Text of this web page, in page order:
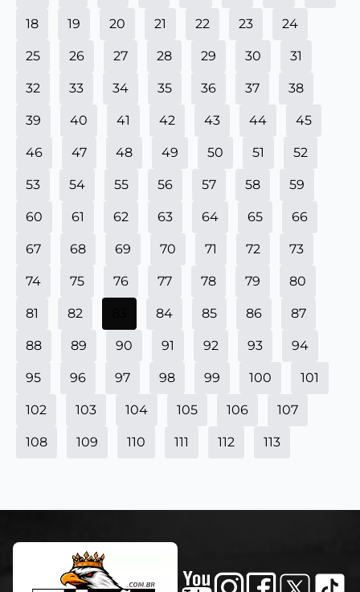
18 19 20 21 22 23 24
25 26 27 28 29 30 31
32 33 34 35 36 37 38
39 40 41 42 43 44 45
46 47 48 49 50 51 52
53 54 55 56 57 58 59
60 61 62 63 64 65 66
67 68 69 70 71 72 73
74 75 76 77 78 79 80
81 82 84 85 86 87
88 89 90 91 92 93 94
95 96 97 98 99 100 101
102 103 104 105 106 107
108 109 110 111 112 113